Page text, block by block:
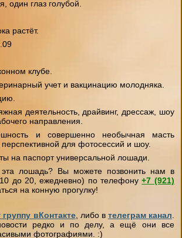
один глаз голубой.
растёт.
клубе.
учет и вакцинацию молодняка.
деятельность, драйвинг, дрессаж, шоу
направления.
и совершенно необычная масть
для фотосессий и шоу.
на паспорт универсальной лошади.
лошадь? Вы можете позвонить нам в
до 20, ежедневно) по телефону+7 (921)
на конную прогулку!
вКонтакте, либо в телеграм канал.
редко и по делу, а ещё они все
фотографиями. :)